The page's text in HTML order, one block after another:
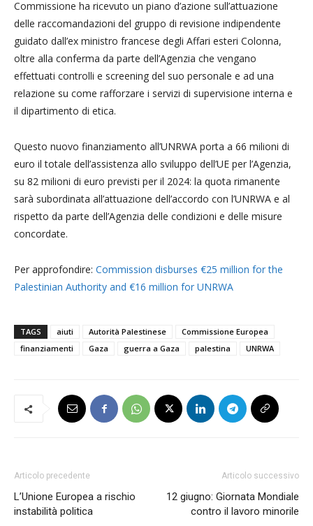
Commissione ha ricevuto un piano d’azione sull’attuazione
delle raccomandazioni del gruppo di revisione indipendente
guidato dall’ex ministro francese degli Affari esteri Colonna,
oltre alla conferma da parte dell’Agenzia che vengano
effettuati controlli e screening del suo personale e ad una
relazione su come rafforzare i servizi di supervisione interna e
il dipartimento di etica.
Questo nuovo finanziamento all’UNRWA porta a 66 milioni di
euro il totale dell’assistenza allo sviluppo dell’UE per l’Agenzia,
su 82 milioni di euro previsti per il 2024: la quota rimanente
sarà subordinata all’attuazione dell’accordo con l’UNRWA e al
rispetto da parte dell’Agenzia delle condizioni e delle misure
concordate.
Per approfondire: Commission disburses €25 million for the
Palestinian Authority and €16 million for UNRWA
TAGS aiuti Autorità Palestinese
Commissione Europea
finanziamenti
Gaza guerra a Gaza palestina UNRWA
Articolo precedente
L’Unione Europea a rischio
instabilità politica
Articolo successivo
12 giugno: Giornata Mondiale
contro il lavoro minorile